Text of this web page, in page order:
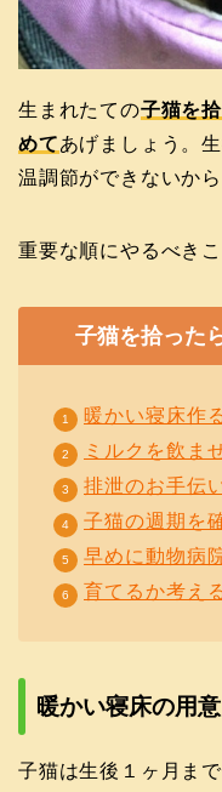
生まれたての子猫を
めてあげましょう。
温調節ができないから
重要な順にやるべき
子猫を拾った
暖かい寝床作
ミルクを飲ま
排泄のお手伝
子猫の週期を
早めに動物病
育てるか考え
暖かい寝床の用意
子猫は生後１ヶ月ま